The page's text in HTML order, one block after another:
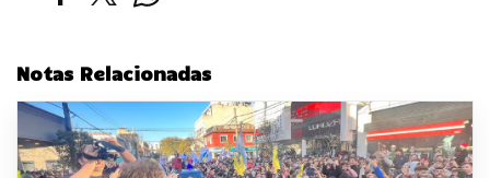
Notas Relacionadas